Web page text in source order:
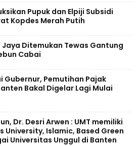
Pupuk dan Elpiji Subsidi
Kopdes Merah Putih
Jaya Ditemukan Tewas Gantung
Cabai
Gubernur, Pemutihan Pajak
Bakal Digelar Lagi Mulai
Dr. Desri Arwen : UMT memiliki
University, Islamic, Based Green
Universitas Unggul di Banten